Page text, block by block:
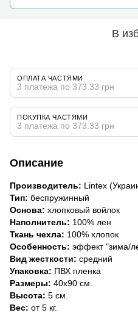
В
ОПЛАТА ЧАСТЯМИ
3 платежа по 373.33 грн
ПОКУПКА ЧАСТЯМИ
3 платежа по 373.33 грн
Описание
Производитель: Lintex
Тип: беспружинный
Основа: хлопковый войлок
Наполнитель: 100% лен
Ткань чехла: 100% хлопок
Особенность: эффект "зима/
Вид жесткости: средний
Упаковка: ПВХ пленка
Размеры: 40х90 см.
Высота: 5 см.
Вес: от 5 кг.